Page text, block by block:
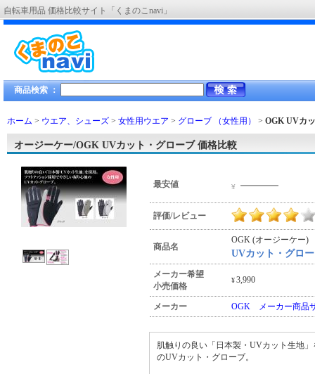
自転車用品 価格比較サイト「くまのこnavi」
商品検索 ：
ホーム > ウエア、シューズ > 女性用ウエア > グローブ （女性用） > OGK UVカ
オージーケー/OGK UVカット・グローブ 価格比較
最安値 ¥ ―――
評価/レビュー
商品名
OGK (オージーケー)
UVカット・グロ
メーカー希望
小売価格
¥3,990
メーカー OGK メーカー商品
肌触りの良い「日本製・UVカット生地
のUVカット・グローブ。